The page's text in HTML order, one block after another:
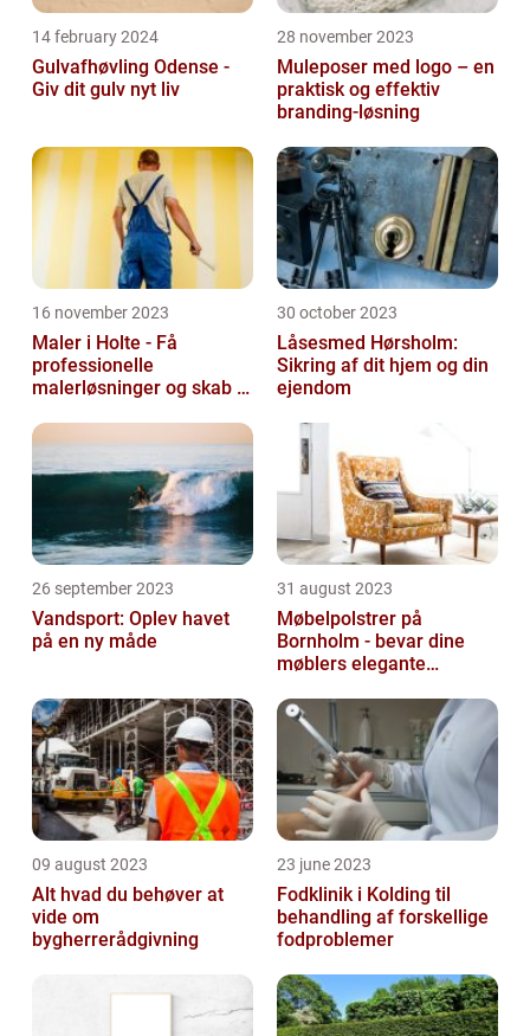
14 february 2024
Gulvafhøvling Odense -
Giv dit gulv nyt liv
28 november 2023
Muleposer med logo – en
praktisk og effektiv
branding-løsning
16 november 2023
Maler i Holte - Få
professionelle
malerløsninger og skab et
30 october 2023
Låsesmed Hørsholm:
Sikring af dit hjem og din
ejendom
26 september 2023
Vandsport: Oplev havet
på en ny måde
31 august 2023
Møbelpolstrer på
Bornholm - bevar dine
møblers elegante
09 august 2023
Alt hvad du behøver at
vide om
bygherrerådgivning
23 june 2023
Fodklinik i Kolding til
behandling af forskellige
fodproblemer